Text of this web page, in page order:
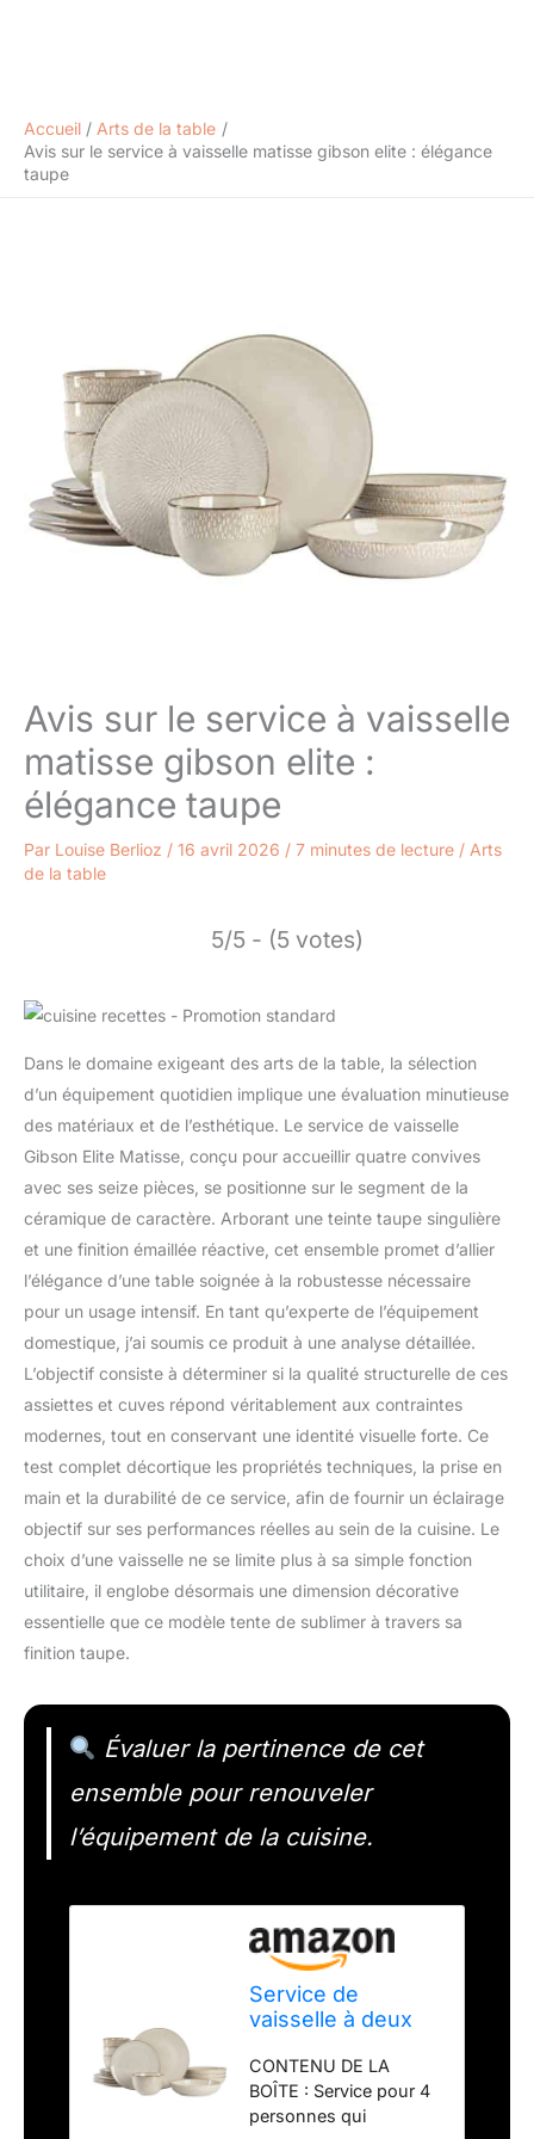
Accueil
Arts de la table
Avis sur le service à vaisselle matisse gibson elite : élégance
taupe
Avis sur le service à vaisselle
matisse gibson elite :
élégance taupe
Par Louise Berlioz / 16 avril 2026 / 7 minutes de lecture / Arts
de la table
5/5 - (5 votes)
Dans le domaine exigeant des arts de la table, la sélection
d’un équipement quotidien implique une évaluation minutieuse
des matériaux et de l’esthétique. Le service de vaisselle
Gibson Elite Matisse, conçu pour accueillir quatre convives
avec ses seize pièces, se positionne sur le segment de la
céramique de caractère. Arborant une teinte taupe singulière
et une finition émaillée réactive, cet ensemble promet d’allier
l’élégance d’une table soignée à la robustesse nécessaire
pour un usage intensif. En tant qu’experte de l’équipement
domestique, j’ai soumis ce produit à une analyse détaillée.
L’objectif consiste à déterminer si la qualité structurelle de ces
assiettes et cuves répond véritablement aux contraintes
modernes, tout en conservant une identité visuelle forte. Ce
test complet décortique les propriétés techniques, la prise en
main et la durabilité de ce service, afin de fournir un éclairage
objectif sur ses performances réelles au sein de la cuisine. Le
choix d’une vaisselle ne se limite plus à sa simple fonction
utilitaire, il englobe désormais une dimension décorative
essentielle que ce modèle tente de sublimer à travers sa
finition taupe.
Évaluer la pertinence de cet
ensemble pour renouveler
l’équipement de la cuisine.
Service de
vaisselle à deux
Matisse, service
pour 4 personnes
(16 pièces), taupe
CONTENU DE LA
BOÎTE : Service pour 4
personnes qui